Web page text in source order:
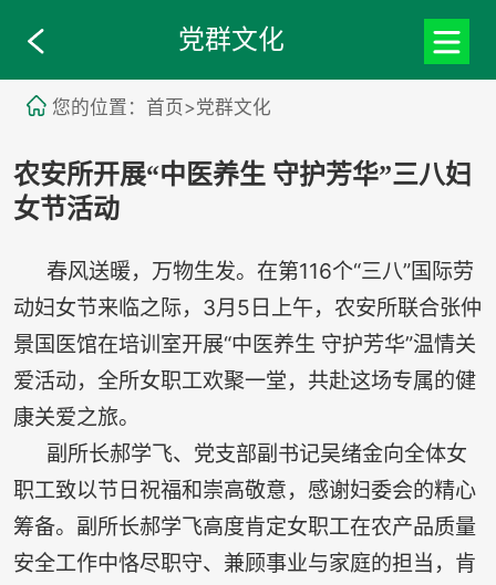
党群文化
您的位置：首页>党群文化
农安所开展“中医养生 守护芳华”三八妇
女节活动
春风送暖，万物生发。在第116个“三八”国际劳
动妇女节来临之际，3月5日上午，农安所联合张仲
景国医馆在培训室开展“中医养生 守护芳华”温情关
爱活动，全所女职工欢聚一堂，共赴这场专属的健
康关爱之旅。
副所长郝学飞、党支部副书记吴绪金向全体女
职工致以节日祝福和崇高敬意，感谢妇委会的精心
筹备。副所长郝学飞高度肯定女职工在农产品质量
安全工作中恪尽职守、兼顾事业与家庭的担当，肯